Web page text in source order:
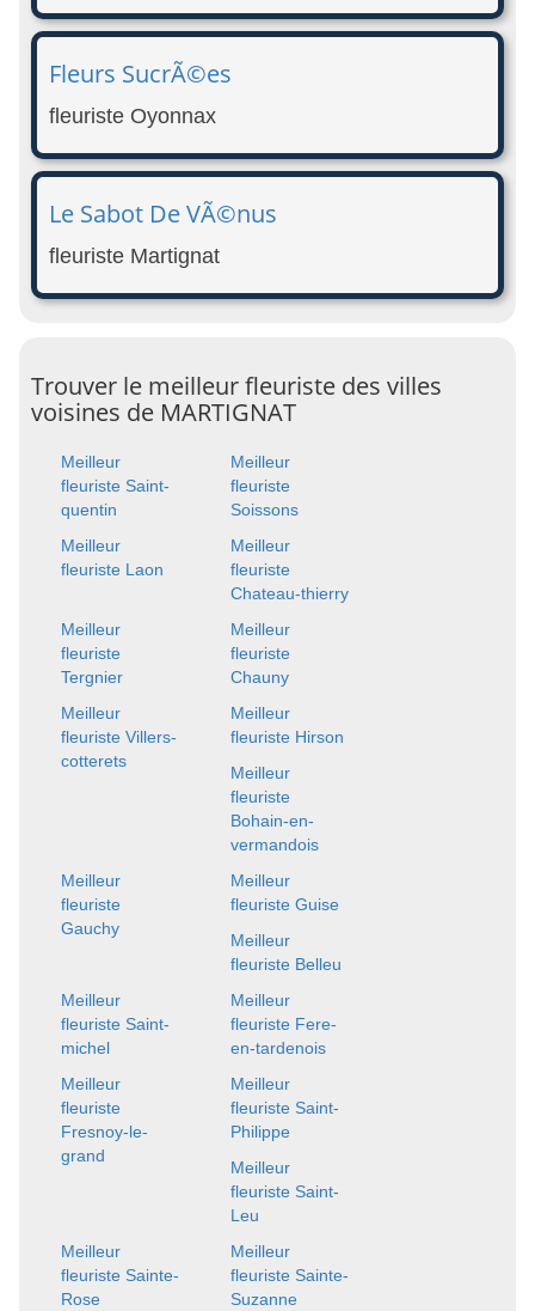
Fleurs SucrÃ©es
fleuriste Oyonnax
Le Sabot De VÃ©nus
fleuriste Martignat
Trouver le meilleur fleuriste des villes
voisines de MARTIGNAT
Meilleur
fleuriste Saint-
quentin
Meilleur
fleuriste
Soissons
Meilleur
fleuriste Laon
Meilleur
fleuriste
Chateau-thierry
Meilleur
fleuriste
Tergnier
Meilleur
fleuriste
Chauny
Meilleur
fleuriste Villers-
cotterets
Meilleur
fleuriste Hirson
Meilleur
fleuriste
Bohain-en-
vermandois
Meilleur
fleuriste
Gauchy
Meilleur
fleuriste Guise
Meilleur
fleuriste Belleu
Meilleur
fleuriste Saint-
michel
Meilleur
fleuriste Fere-
en-tardenois
Meilleur
fleuriste
Fresnoy-le-
grand
Meilleur
fleuriste Saint-
Philippe
Meilleur
fleuriste Saint-
Leu
Meilleur
fleuriste Sainte-
Rose
Meilleur
fleuriste Sainte-
Suzanne